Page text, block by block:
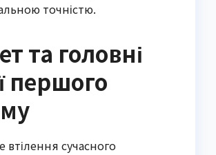
точністю.
та головні
першого
сучасного